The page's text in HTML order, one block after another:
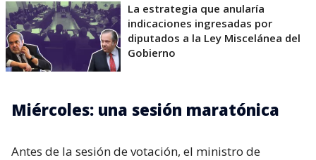
La estrategia que anularía
indicaciones ingresadas por
diputados a la Ley Miscelánea del
Gobierno
Miércoles: una sesión maratónica
Antes de la sesión de votación, el ministro de